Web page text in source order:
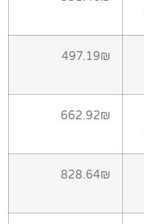
497.19₪
662.92₪
828.64₪